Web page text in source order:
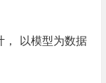
， 以模型为数据